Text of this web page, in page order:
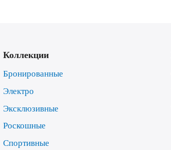
Коллекции
Бронированные
Электро
Эксклюзивные
Роскошные
Спортивные